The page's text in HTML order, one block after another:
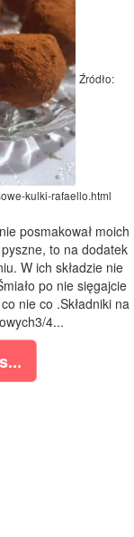
Źródło:
kulki-rafaello.html
posmakował moich
to na dodatek
W ich składzie nie
po nie sięgajcie
nie co .Składniki na
4...